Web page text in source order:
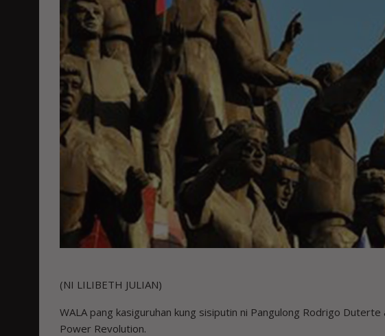
(NI LILIBETH JULIAN)
WALA pang kasiguruhan kung sisiputin ni Pangulong Rodrigo
Power Revolution.